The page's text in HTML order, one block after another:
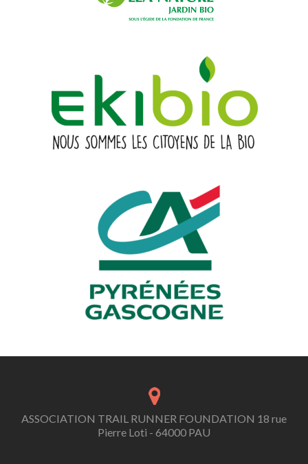
ASSOCIATION TRAIL RUNNER FOUNDATION 18 rue
Pierre Loti - 64000 PAU